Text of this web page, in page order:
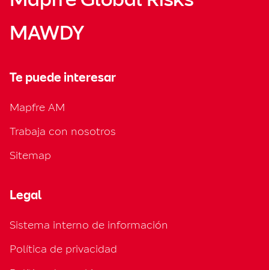
MAWDY
Te puede interesar
Mapfre AM
Trabaja con nosotros
Sitemap
Legal
Sistema interno de información
Política de privacidad